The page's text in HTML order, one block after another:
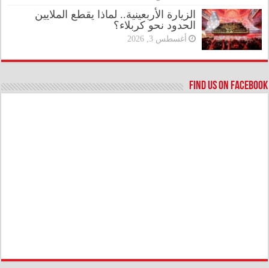
الزيارة الأربعينية.. لماذا يقطع الملايين
الحدود نحو كربلاء؟
أغسطس 3, 2026
Find us on Facebook